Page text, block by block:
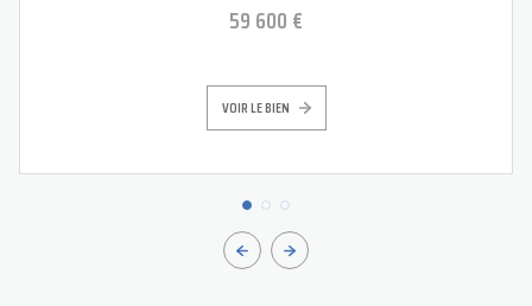
59 600 €
VOIR LE BIEN